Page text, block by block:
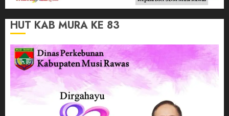
HUT KAB MURA KE 83